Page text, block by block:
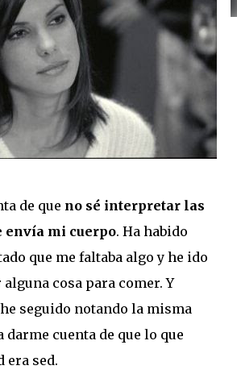
de que no sé interpretar las
envía mi cuerpo. Ha habido
que me faltaba algo y he ido
cosa para comer. Y
seguido notando la misma
darme cuenta de que lo que
era sed.